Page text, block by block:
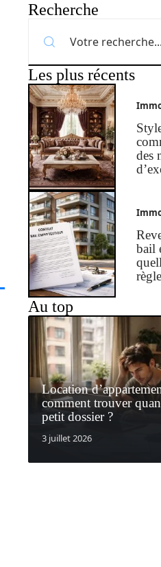
Recherche
Les plus récents
des
bail
Au top
Location
comment trouver
petit dossier ?
3 juillet 2026